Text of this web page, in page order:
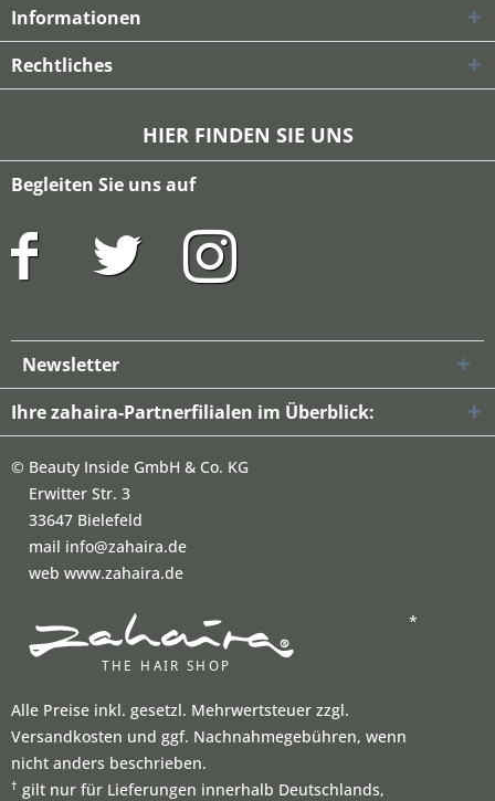
Informationen
Rechtliches
HIER FINDEN SIE UNS
Begleiten Sie uns auf
Newsletter
Ihre zahaira-Partnerfilialen im Überblick:
© Beauty Inside GmbH & Co. KG
Erwitter Str. 3
33647 Bielefeld
mail info@zahaira.de
web www.zahaira.de
*
Alle Preise inkl. gesetzl. Mehrwertsteuer zzgl.
Versandkosten und ggf. Nachnahmegebühren, wenn
nicht anders beschrieben.
† gilt nur für Lieferungen innerhalb Deutschlands,